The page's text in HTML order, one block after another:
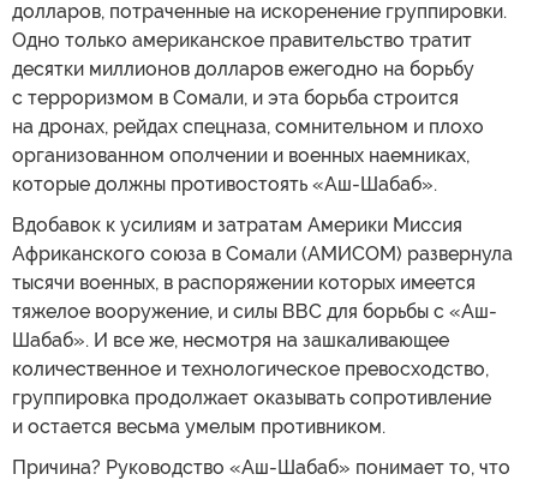
долларов, потраченные на искоренение группировки.
Одно только американское правительство тратит
десятки миллионов долларов ежегодно на борьбу
с терроризмом в Сомали, и эта борьба строится
на дронах, рейдах спецназа, сомнительном и плохо
организованном ополчении и военных наемниках,
которые должны противостоять «Аш-Шабаб».
Вдобавок к усилиям и затратам Америки Миссия
Африканского союза в Сомали (АМИСОМ) развернула
тысячи военных, в распоряжении которых имеется
тяжелое вооружение, и силы ВВС для борьбы с «Аш-
Шабаб». И все же, несмотря на зашкаливающее
количественное и технологическое превосходство,
группировка продолжает оказывать сопротивление
и остается весьма умелым противником.
Причина? Руководство «Аш-Шабаб» понимает то, что